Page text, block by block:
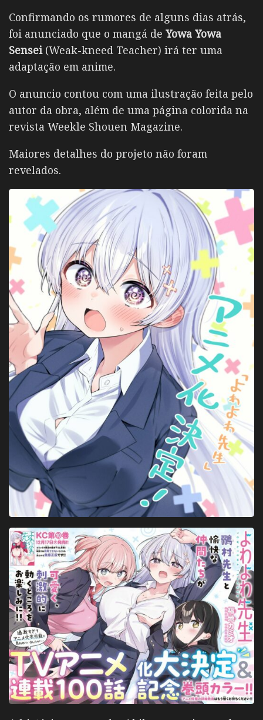
Confirmando os rumores de alguns dias atrás,
foi anunciado que o mangá de Yowa Yowa
Sensei(Weak-kneed Teacher) irá ter uma
adaptação em anime.
O anuncio contou com uma ilustração feita pelo
autor da obra, além de uma página colorida na
revista Weekle Shouen Magazine.
Maiores detalhes do projeto não foram
revelados.